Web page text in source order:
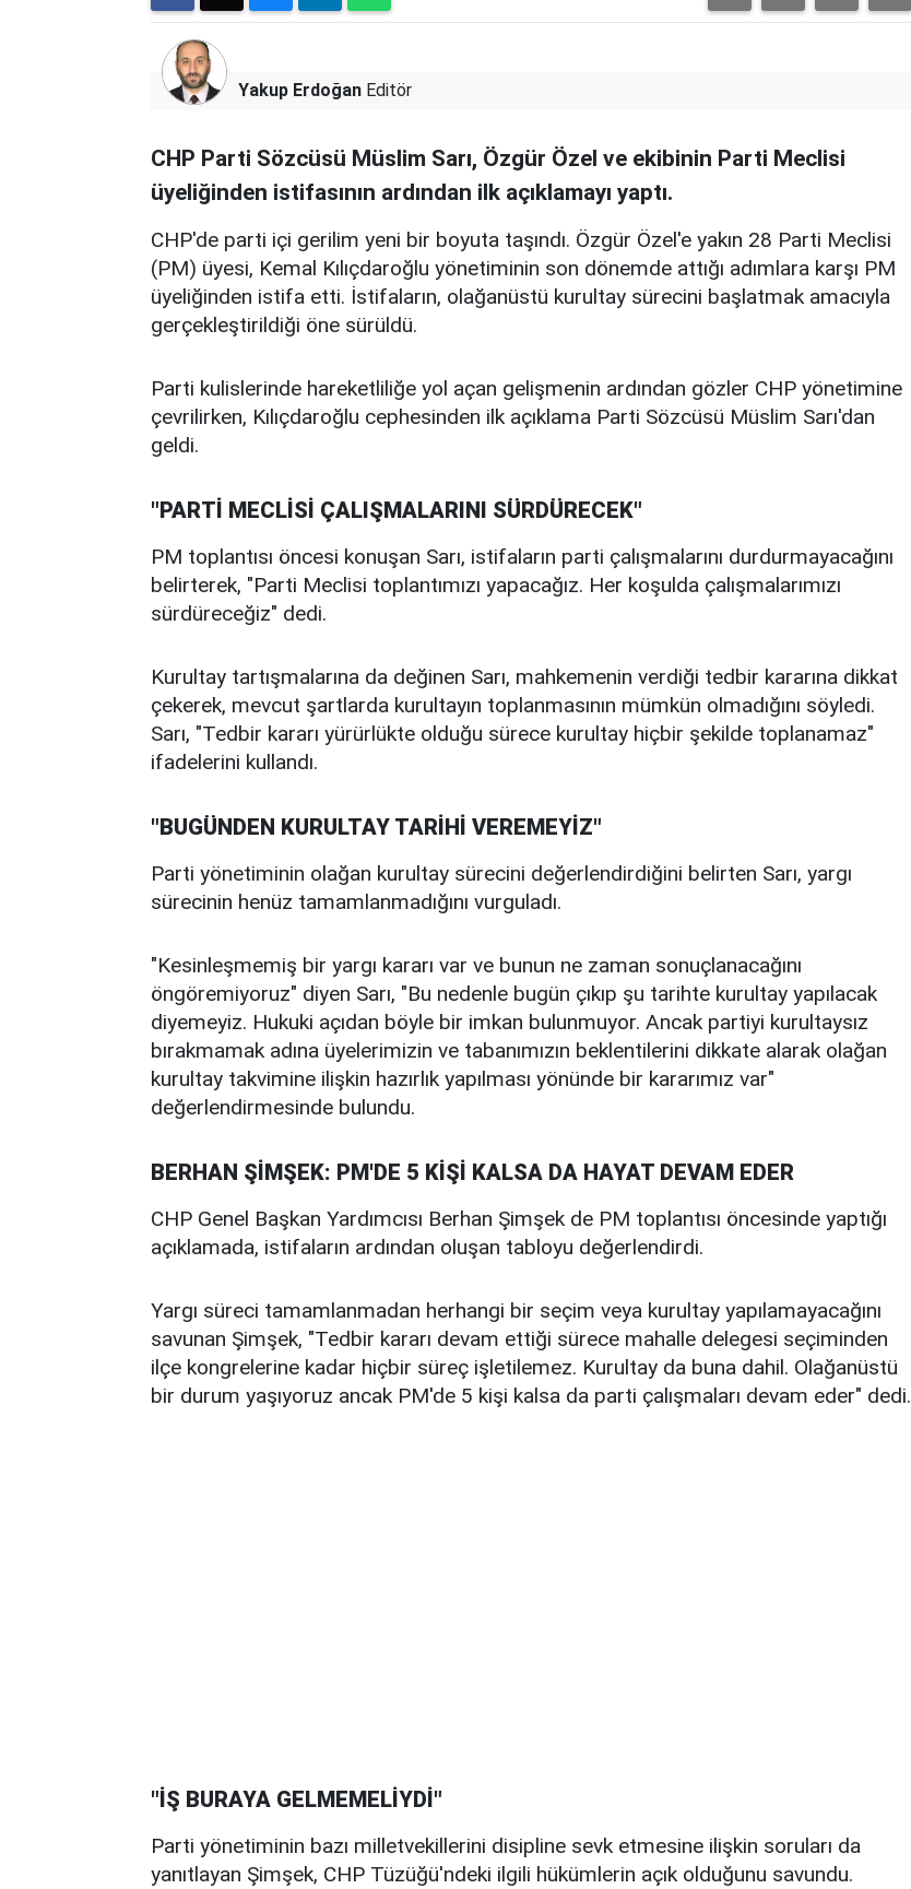
Yakup Erdoğan Editör
CHP Parti Sözcüsü Müslim Sarı, Özgür Özel ve ekibinin Parti Meclisi
üyeliğinden istifasının ardından ilk açıklamayı yaptı.
CHP'de parti içi gerilim yeni bir boyuta taşındı. Özgür Özel'e yakın 28 Parti Meclisi
(PM) üyesi, Kemal Kılıçdaroğlu yönetiminin son dönemde attığı adımlara karşı PM
üyeliğinden istifa etti. İstifaların, olağanüstü kurultay sürecini başlatmak amacıyla
gerçekleştirildiği öne sürüldü.
Parti kulislerinde hareketliliğe yol açan gelişmenin ardından gözler CHP yönetimine
çevrilirken, Kılıçdaroğlu cephesinden ilk açıklama Parti Sözcüsü Müslim Sarı'dan
geldi.
"PARTİ MECLİSİ ÇALIŞMALARINI SÜRDÜRECEK"
PM toplantısı öncesi konuşan Sarı, istifaların parti çalışmalarını durdurmayacağını
belirterek, "Parti Meclisi toplantımızı yapacağız. Her koşulda çalışmalarımızı
sürdüreceğiz" dedi.
Kurultay tartışmalarına da değinen Sarı, mahkemenin verdiği tedbir kararına dikkat
çekerek, mevcut şartlarda kurultayın toplanmasının mümkün olmadığını söyledi.
Sarı, "Tedbir kararı yürürlükte olduğu sürece kurultay hiçbir şekilde toplanamaz"
ifadelerini kullandı.
"BUGÜNDEN KURULTAY TARİHİ VEREMEYİZ"
Parti yönetiminin olağan kurultay sürecini değerlendirdiğini belirten Sarı, yargı
sürecinin henüz tamamlanmadığını vurguladı.
"Kesinleşmemiş bir yargı kararı var ve bunun ne zaman sonuçlanacağını
öngöremiyoruz" diyen Sarı, "Bu nedenle bugün çıkıp şu tarihte kurultay yapılacak
diyemeyiz. Hukuki açıdan böyle bir imkan bulunmuyor. Ancak partiyi kurultaysız
bırakmamak adına üyelerimizin ve tabanımızın beklentilerini dikkate alarak olağan
kurultay takvimine ilişkin hazırlık yapılması yönünde bir kararımız var"
değerlendirmesinde bulundu.
BERHAN ŞİMŞEK: PM'DE 5 KİŞİ KALSA DA HAYAT DEVAM EDER
CHP Genel Başkan Yardımcısı Berhan Şimşek de PM toplantısı öncesinde yaptığı
açıklamada, istifaların ardından oluşan tabloyu değerlendirdi.
Yargı süreci tamamlanmadan herhangi bir seçim veya kurultay yapılamayacağını
savunan Şimşek, "Tedbir kararı devam ettiği sürece mahalle delegesi seçiminden
ilçe kongrelerine kadar hiçbir süreç işletilemez. Kurultay da buna dahil. Olağanüstü
bir durum yaşıyoruz ancak PM'de 5 kişi kalsa da parti çalışmaları devam eder" dedi.
"İŞ BURAYA GELMEMELİYDİ"
Parti yönetiminin bazı milletvekillerini disipline sevk etmesine ilişkin soruları da
yanıtlayan Şimşek, CHP Tüzüğü'ndeki ilgili hükümlerin açık olduğunu savundu.